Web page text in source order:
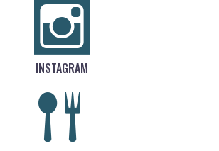
INSTAGRAM